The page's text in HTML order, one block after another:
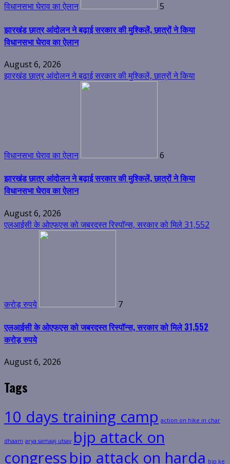
विधानसभा घेराव का ऐलान 5
झारखंड छात्र आंदोलन ने बढ़ाई सरकार की मुश्किलें, छात्रों ने किया
विधानसभा घेराव का ऐलान
August 6, 2026
झारखंड छात्र आंदोलन ने बढ़ाई सरकार की मुश्किलें, छात्रों ने किया
विधानसभा घेराव का ऐलान 6
झारखंड छात्र आंदोलन ने बढ़ाई सरकार की मुश्किलें, छात्रों ने किया
विधानसभा घेराव का ऐलान
August 6, 2026
एलआईसी के ओएफएस को जबरदस्त रिस्पॉन्स, सरकार को मिले 31,552
करोड़ रुपये 7
एलआईसी के ओएफएस को जबरदस्त रिस्पॉन्स, सरकार को मिले 31,552
करोड़ रुपये
August 6, 2026
Tags
10 days training camp action on hike in char
dhaam arya samaaj utsav bjp attack on
congressbjp attack on harda bjp ke